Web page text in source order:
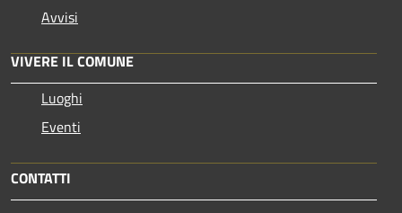
Avvisi
VIVERE IL COMUNE
Luoghi
Eventi
CONTATTI